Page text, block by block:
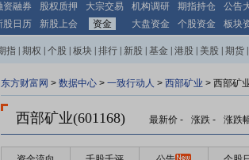
资融券 股权质押 大宗交易 机构调研 期指持仓
公告
股日历 新股上会 资金 大盘资金 个股资金 板块
指 期权 个股 板块 排行 新股 基金 港股 美股 期货
东方财富网 > 数据中心 > 一致行动人 > 西部矿业 > 西部矿
西部矿业(601168) 最新价 - 涨跌 - 涨跌